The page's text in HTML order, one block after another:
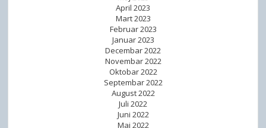
April 2023
Mart 2023
Februar 2023
Januar 2023
Decembar 2022
Novembar 2022
Oktobar 2022
Septembar 2022
August 2022
Juli 2022
Juni 2022
Maj 2022